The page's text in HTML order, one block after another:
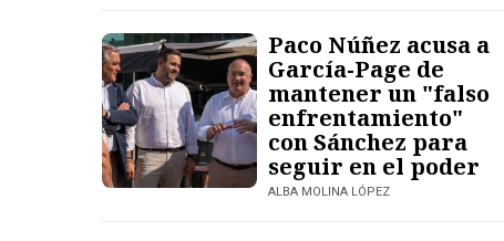
Paco Núñez acusa a
García-Page de
mantener un "falso
enfrentamiento"
con Sánchez para
seguir en el poder
ALBA MOLINA LÓPEZ